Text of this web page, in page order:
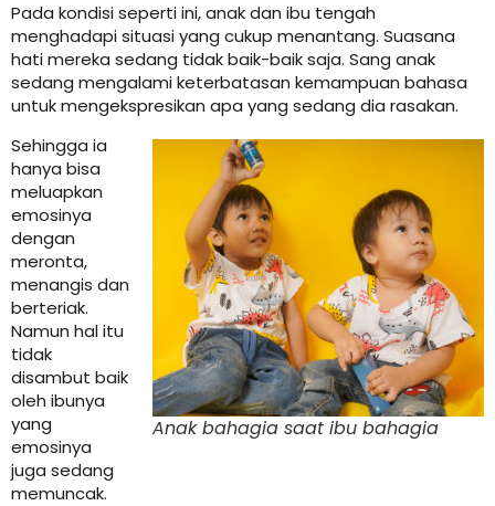
Pada kondisi seperti ini, anak dan ibu tengah
menghadapi situasi yang cukup menantang. Suasana
hati mereka sedang tidak baik-baik saja. Sang anak
sedang mengalami keterbatasan kemampuan bahasa
untuk mengekspresikan apa yang sedang dia rasakan.
Anak bahagia saat ibu bahagia
Sehingga ia
hanya bisa
meluapkan
emosinya
dengan
meronta,
menangis dan
berteriak.
Namun hal itu
tidak
disambut baik
oleh ibunya
yang
emosinya
juga sedang
memuncak.